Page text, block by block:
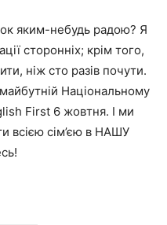
яким-небудь радою? Я
сторонніх; крім того,
ніж сто разів почути.
Національному
First 6 жовтня. І ми
всією сім’єю в НАШУ